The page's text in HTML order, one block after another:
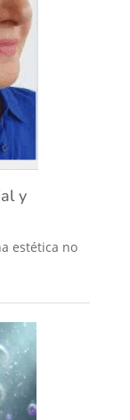
y
estética no